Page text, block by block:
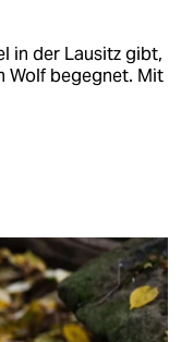
in der Lausitz gibt,
Wolf begegnet. Mit